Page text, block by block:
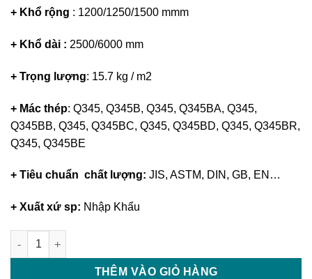
+ Khổ rộng : 1200/1250/1500 mmm
+ Khổ dài : 2500/6000 mm
+ Trọng lượng: 15.7 kg / m2
+ Mác thép: Q345, Q345B, Q345, Q345BA, Q345,
Q345BB, Q345, Q345BC, Q345, Q345BD, Q345, Q345BR,
Q345, Q345BE
+ Tiêu chuẩn chất lượng: JIS, ASTM, DIN, GB, EN…
+ Xuất xứ sp: Nhập Khẩu
Thép tấm Q345/Q345B 2 ly số lượng
THÊM VÀO GIỎ HÀNG